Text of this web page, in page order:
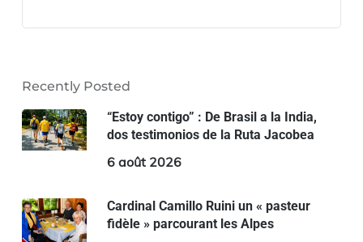
Recently Posted
“Estoy contigo” : De Brasil a la India,
dos testimonios de la Ruta Jacobea
6 août 2026
Cardinal Camillo Ruini un « pasteur
fidèle » parcourant les Alpes